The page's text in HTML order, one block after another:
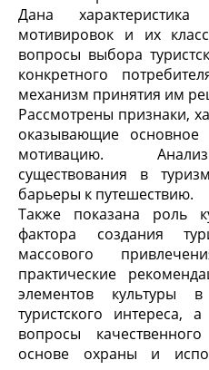
Дана характеристика
мотивировок и их
вопросы выбора
конкретного
механизм принятия им
Рассмотрены признаки,
оказывающие основное
мотивацию.
существования в
барьеры к путешествию.
Также показана роль
фактора создания
массового
практические
элементов культуры
туристского интереса,
вопросы
основе охраны и